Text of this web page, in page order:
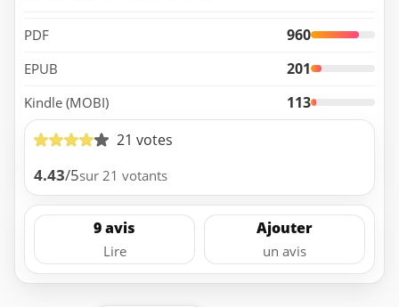
PDF 960
EPUB 201
Kindle (MOBI)
113
21 votes
4.43/5sur 21 votants
9 avis
Lire
Ajouter
un avis